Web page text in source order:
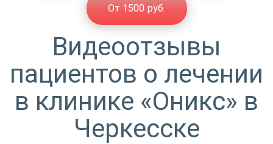
От 1500 руб.
Видеоотзывы
пациентов о лечении
в клинике «Оникс» в
Черкесске